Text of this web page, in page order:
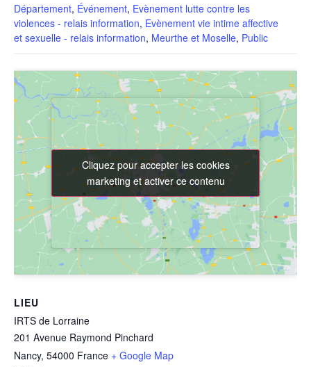
Département, Événement, Evènement lutte contre les
violences - relais information, Evènement vie intime affective
et sexuelle - relais information, Meurthe et Moselle, Public
LIEU
IRTS de Lorraine
201 Avenue Raymond Pinchard
Nancy, 54000 France + Google Map
Cliquez pour accepter les cookies
marketing et activer ce contenu
Cliquez pour accepter les cookies
marketing et activer ce contenu